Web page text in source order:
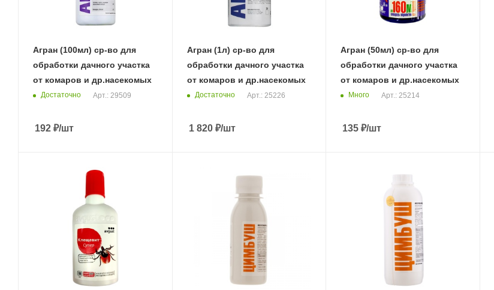
Агран (100мл) ср-во для
обработки дачного участка
от комаров и др.насекомых
Достаточно Арт.: 29509
192 ₽/шт
Агран (1л) ср-во для
обработки дачного участка
от комаров и др.насекомых
Достаточно Арт.: 25226
1 820₽/шт
Агран (50мл) ср-во для
обработки дачного участка
от комаров и др.насекомых
Много Арт.: 25214
135 ₽/шт